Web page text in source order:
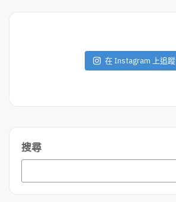
在 Instagram 上追蹤
搜尋